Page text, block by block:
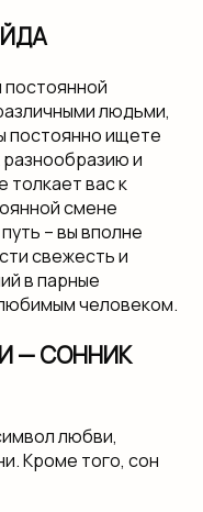
людьми,
постоянно ищете
и
толкает вас к
смене
– вы вполне
свежесть и
в парные
человеком.
— СОННИК
любви,
Кроме того, сон